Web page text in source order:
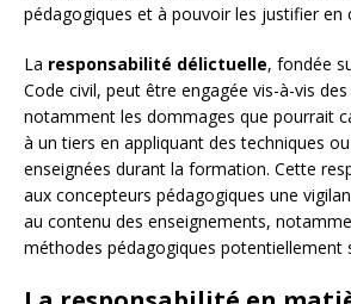
pédagogiques et à pouvoir les justifier en
La responsabilité délictuelle, fondée
Code civil, peut être engagée vis-à-vis
notamment les dommages que pourrait
à un tiers en appliquant des techniques
enseignées durant la formation. Cette
aux concepteurs pédagogiques une
au contenu des enseignements,
méthodes pédagogiques potentiellement